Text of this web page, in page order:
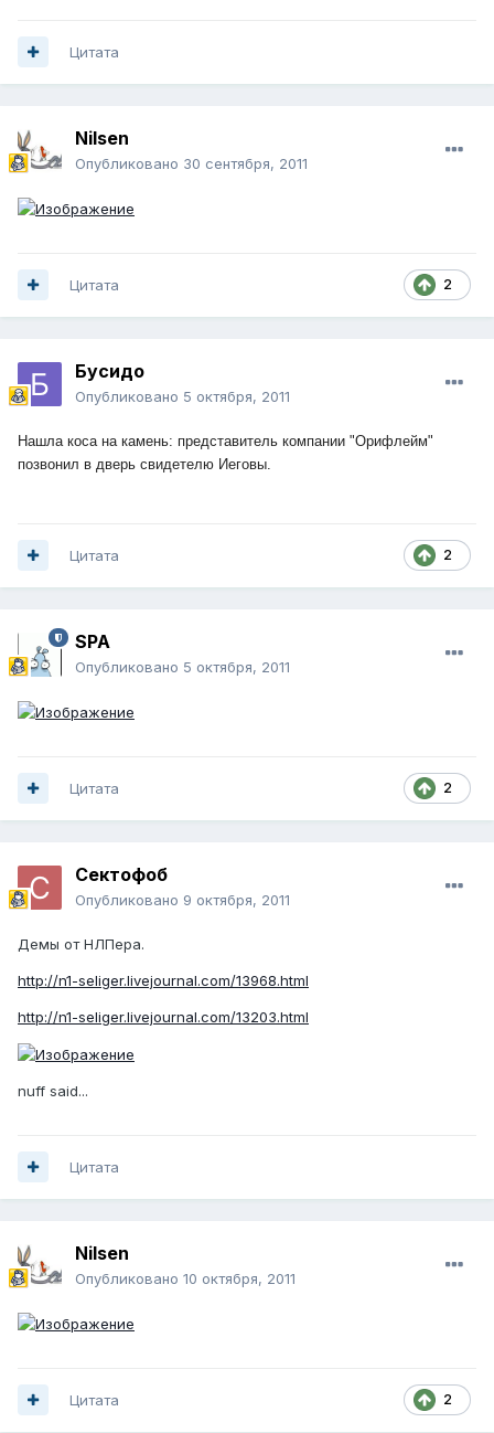
Цитата
Nilsen
Опубликовано 30 сентября, 2011
2
Цитата
Бусидо
Опубликовано 5 октября, 2011
Нашла коса на камень: представитель компании "Орифлейм"
позвонил в дверь свидетелю Иеговы.
2
Цитата
SPA
Опубликовано 5 октября, 2011
2
Цитата
Сектофоб
Опубликовано 9 октября, 2011
Демы от НЛПера.
http://n1-seliger.livejournal.com/13968.html
http://n1-seliger.livejournal.com/13203.html
nuff said...
Цитата
Nilsen
Опубликовано 10 октября, 2011
2
Цитата